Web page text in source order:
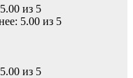
5.00 из 5
5.00 из 5